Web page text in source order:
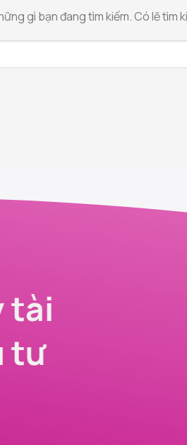
gì bạn đang tìm kiếm. Có lẽ tìm
tài
tư